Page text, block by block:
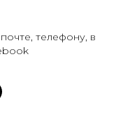
телефону, в